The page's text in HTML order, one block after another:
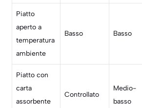
Piatto
aperto a
temperatura
ambiente
Basso Basso
Piatto con
carta
assorbente
Controllato
Medio-
basso